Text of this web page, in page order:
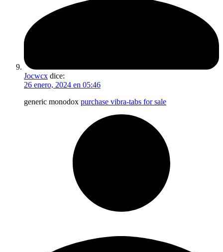
Jocwcx dice:
26 enero, 2024 en 05:46
generic monodox purchase vibra-tabs for sale